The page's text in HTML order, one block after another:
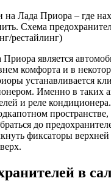
является
комфорта и в
устанавливается
Именно в таких
и реле
до
фиксаторы
в